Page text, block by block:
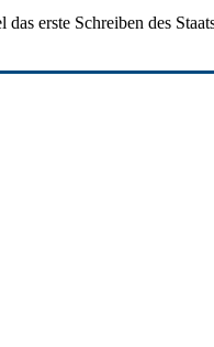
erste Schreiben des